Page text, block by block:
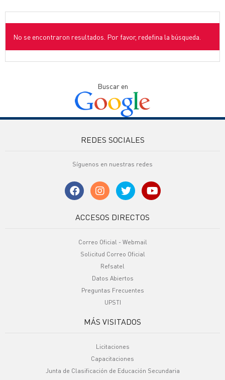
No se encontraron resultados. Por favor, redefina la búsqueda.
Buscar en
REDES SOCIALES
Síguenos en nuestras redes
ACCESOS DIRECTOS
Correo Oficial - Webmail
Solicitud Correo Oficial
Refsatel
Datos Abiertos
Preguntas Frecuentes
UPSTI
MÁS VISITADOS
Licitaciones
Capacitaciones
Junta de Clasificación de Educación Secundaria